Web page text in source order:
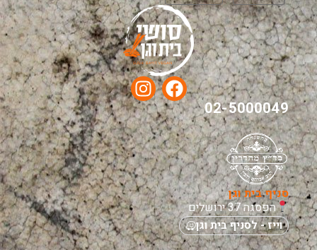
02-5000049
סניף בית וגן
הפסגה 37 ירושלים
וייז - לסניף בית וגן